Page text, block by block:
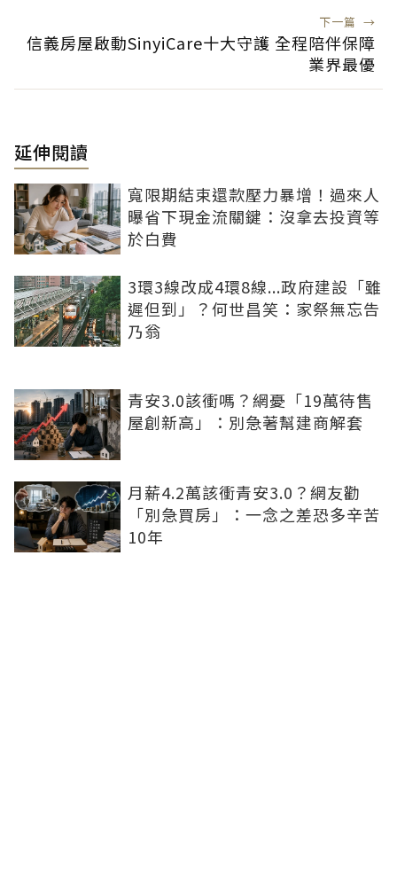
下一篇 →
信義房屋啟動SinyiCare十大守護 全程陪伴保障
業界最優
延伸閱讀
寬限期結束還款壓力暴增！過來人
曝省下現金流關鍵：沒拿去投資等
於白費
3環3線改成4環8線...政府建設「雖
遲但到」？何世昌笑：家祭無忘告
乃翁
青安3.0該衝嗎？網憂「19萬待售
屋創新高」：別急著幫建商解套
月薪4.2萬該衝青安3.0？網友勸
「別急買房」：一念之差恐多辛苦
10年